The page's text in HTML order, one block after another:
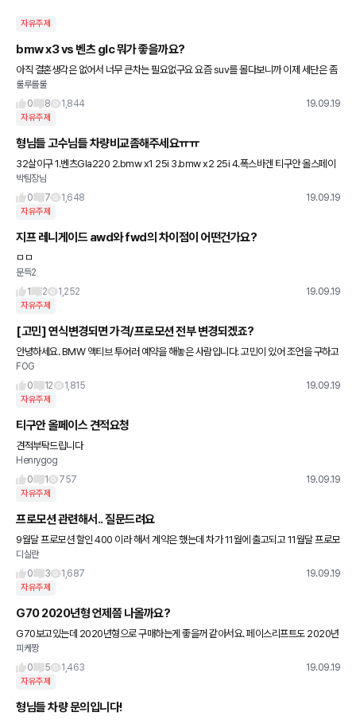
자유주제
bmw x3 vs 벤츠 glc 뭐가 좋을까요?
아직 결혼생각은 없어서 너무 큰차는 필요없구요 요즘 suv를 몰다보니까 이제 세단은 좀
불편하더라구요 가격대도 얼추비슷한거같고 차크기도 제가 딱 원하는 정도가 x3나 glc
인데요 제가 차알못이
룰루롤룰
0
8 1,844 19.09.19
자유주제
형님들 고수님들 차량비교좀해주세요ㅠㅠ
32살이구 1.벤츠Gla220 2.bmw x1 25i 3.bmw x2 25i 4.폭스바겐 티구안 올스페이
스 이렇게 너무너무고민되서 선택을못하겠습니다.ㅠㅠ 차알못 남자사람이라 형님들이
옵션잘아시구
박팀장님
0
7 1,648 19.09.19
자유주제
지프 레니게이드 awd와 fwd의 차이점이 어떤건가요?
ㅁㅁ
문득2
1
2 1,252 19.09.19
자유주제
[고민] 연식변경되면 가격/프로모션 전부 변경되겠죠?
안녕하세요. BMW 액티브 투어러 예약을 해놓은 사람입니다. 고민이 있어 조언을 구하고
자 글을 올립니다. 액티브투어러 19년식을 8월에 예약했고, 이번달 초에 전량 재고 소진
되었다고 연락을 받았
FOG
0
12 1,815 19.09.19
자유주제
티구안 올페이스 견적요청
견적부탁드립니다
Henrygog
0
1 757 19.09.19
자유주제
프로모션 관련해서.. 질문드려요
9월달 프로모션 할인 400 이라 해서 계약은 했는데 차가 11월에 출고되고 11월달 프로모
션이 할인 200 이면 어떻게되는거죠?
디실란
0
3 1,687 19.09.19
자유주제
G70 2020년형 언제쯤 나올까요?
G70보고있는데 2020년형으로 구매하는게 좋을꺼 같아서요. 페이스리프트도 2020년
에 하는건지도 궁금하네요?
피케짱
0
5 1,463 19.09.19
자유주제
형님들 차량 문의입니다!